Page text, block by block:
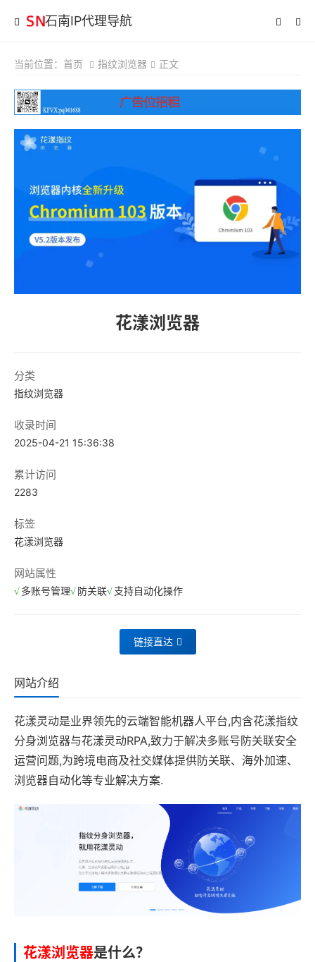
石南IP代理导航
当前位置： 首页 指纹浏览器 正文
花漾浏览器
分类
指纹浏览器
收录时间
2025-04-21 15:36:38
累计访问
2283
标签
花漾浏览器
网站属性
多账号管理 防关联 支持自动化操作
链接直达
网站介绍
花漾灵动是业界领先的云端智能机器人平台,内含花漾指纹
分身浏览器与花漾灵动RPA,致力于解决多账号防关联安全
运营问题,为跨境电商及社交媒体提供防关联、海外加速、
浏览器自动化等专业解决方案.
花漾浏览器是什么？